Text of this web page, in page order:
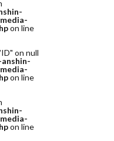
on line
on null
on line
on line